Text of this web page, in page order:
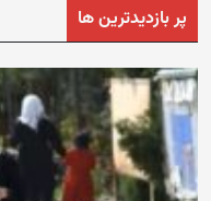
پر بازدیدترین ها